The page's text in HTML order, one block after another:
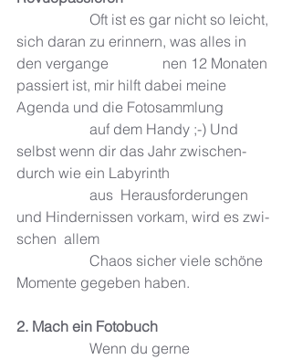
sich daran zu erin­nern, was alles in
den ver­gan­ge­		nen 12 Mona­ten
pas­siert ist, mir hilft dabei meine
Agenda und die Fotosammlung
selbst wenn dir das Jahr zwi­schen­
durch wie ein Laby­rinth
und Hin­der­nis­sen vorkam, wird es zwi­
schen  allem
Momente gege­ben haben.
2. Mach ein Fotobuch